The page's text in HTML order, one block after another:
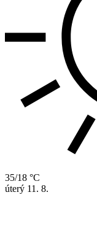
35/18 °C
úterý 11. 8.